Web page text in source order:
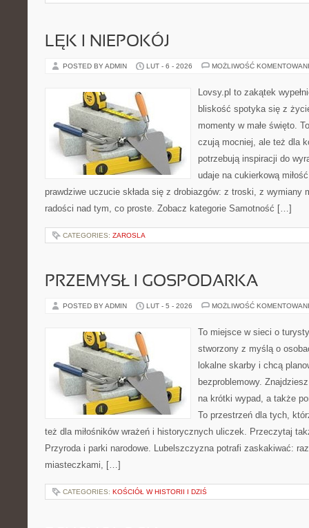
LĘK I NIEPOKÓJ
POSTED BY ADMIN LUT - 6 - 2026 MOŻLIWOŚĆ
Lovsy.pl to zakątek
bliskość spotyka się z
momenty w małe święto.
czują mocniej, ale też dla
potrzebują inspiracji do
udaje na cukierkową
prawdziwe uczucie składa się z drobiazgów: z troski, z wymiany
radości nad tym, co proste. Zobacz kategorie Samotność […]
CATEGORIES: ZAROSLA
PRZEMYSŁ I GOSPODARKA
POSTED BY ADMIN LUT - 5 - 2026 MOŻLIWOŚĆ
To miejsce w sieci o
stworzony z myślą o
lokalne skarby i chcą
bezproblemowy.
na krótki wypad, a także
To przestrzeń dla tych,
też dla miłośników wrażeń i historycznych uliczek. Przeczytaj
Przyroda i parki narodowe. Lubelszczyzna potrafi zaskakiwać:
miasteczkami, […]
CATEGORIES: KOŚCIÓŁ W HISTORII I DZIŚ